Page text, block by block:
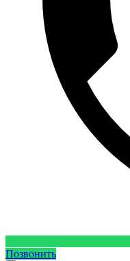
Позвонить